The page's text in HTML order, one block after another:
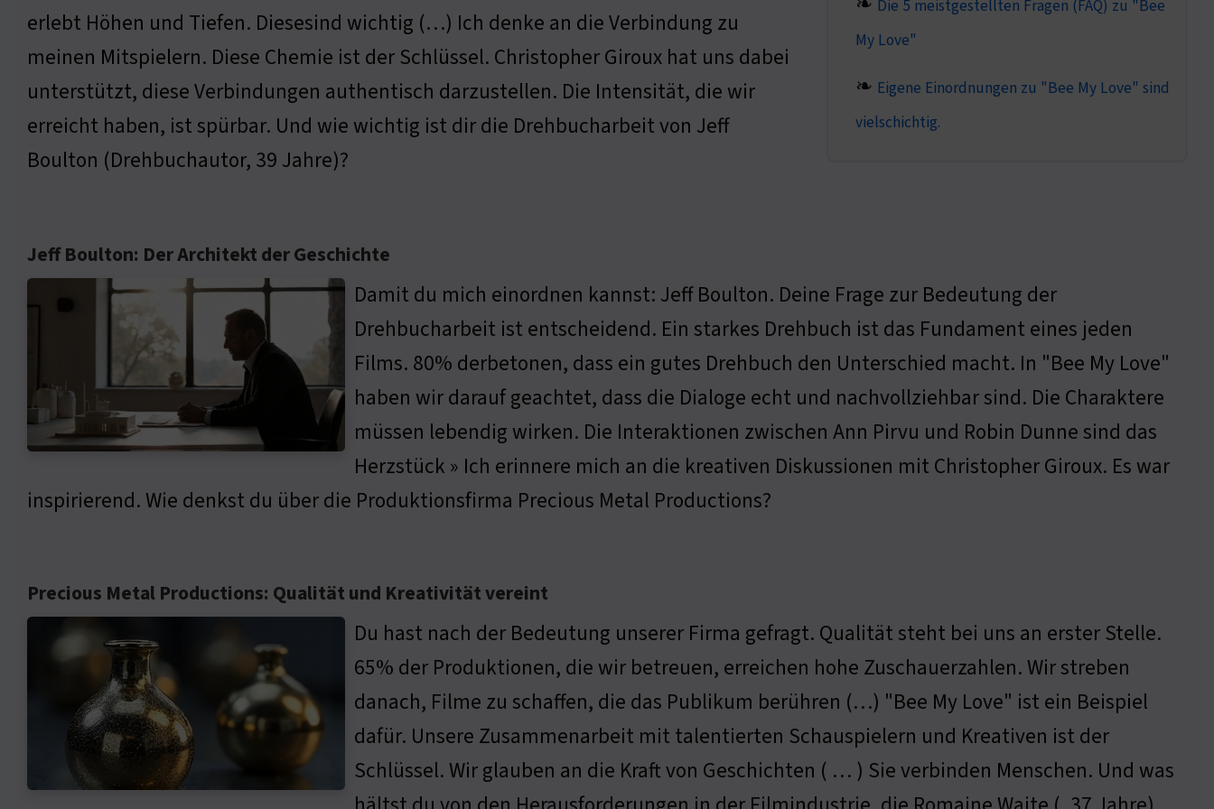
Die 5 meistgestellten Fragen (FAQ) zu "Bee
My Love"
Eigene Einordnungen zu "Bee My Love" sind
vielschichtig.
erlebt Höhen und Tiefen. Diesesind wichtig (…) Ich denke an die Verbindung zu
meinen Mitspielern. Diese Chemie ist der Schlüssel. Christopher Giroux hat uns dabei
unterstützt, diese Verbindungen authentisch darzustellen. Die Intensität, die wir
erreicht haben, ist spürbar. Und wie wichtig ist dir die Drehbucharbeit von Jeff
Boulton (Drehbuchautor, 39 Jahre)?
Jeff Boulton: Der Architekt der Geschichte
Damit du mich einordnen kannst: Jeff Boulton. Deine Frage zur Bedeutung der
Drehbucharbeit ist entscheidend. Ein starkes Drehbuch ist das Fundament eines jeden
Films. 80% derbetonen, dass ein gutes Drehbuch den Unterschied macht. In "Bee My Love"
haben wir darauf geachtet, dass die Dialoge echt und nachvollziehbar sind. Die Charaktere
müssen lebendig wirken. Die Interaktionen zwischen Ann Pirvu und Robin Dunne sind das
Herzstück » Ich erinnere mich an die kreativen Diskussionen mit Christopher Giroux. Es war
inspirierend. Wie denkst du über die Produktionsfirma Precious Metal Productions?
Precious Metal Productions: Qualität und Kreativität vereint
Du hast nach der Bedeutung unserer Firma gefragt. Qualität steht bei uns an erster Stelle.
65% der Produktionen, die wir betreuen, erreichen hohe Zuschauerzahlen. Wir streben
danach, Filme zu schaffen, die das Publikum berühren (…) "Bee My Love" ist ein Beispiel
dafür. Unsere Zusammenarbeit mit talentierten Schauspielern und Kreativen ist der
Schlüssel. Wir glauben an die Kraft von Geschichten ( … ) Sie verbinden Menschen. Und was